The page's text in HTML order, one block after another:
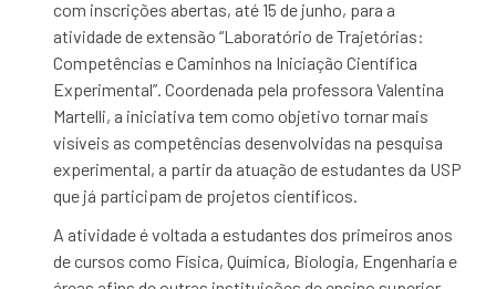
com inscrições abertas, até 15 de junho, para a
atividade de extensão “Laboratório de Trajetórias:
Competências e Caminhos na Iniciação Científica
Experimental”. Coordenada pela professora Valentina
Martelli, a iniciativa tem como objetivo tornar mais
visíveis as competências desenvolvidas na pesquisa
experimental, a partir da atuação de estudantes da USP
que já participam de projetos científicos.
A atividade é voltada a estudantes dos primeiros anos
de cursos como Física, Química, Biologia, Engenharia e